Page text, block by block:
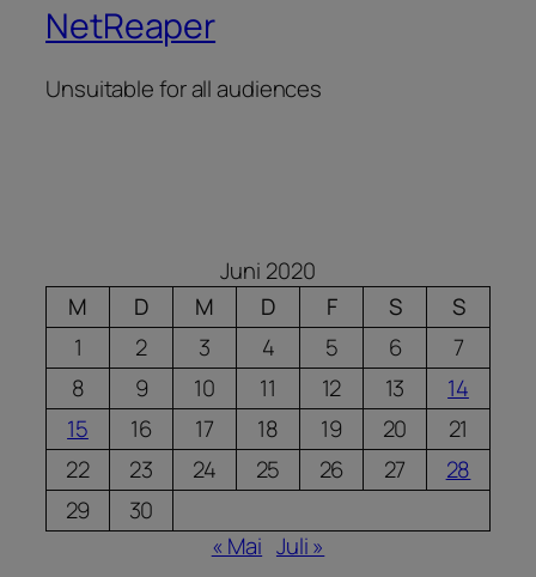
NetReaper
Unsuitable for all audiences
Juni 2020
M
D M D F S
S
1
2 3 4 5 6
7
8
9 10 11 12 13
14
15
16 17 18 19 20
21
22
23 24 25 26 27
28
29
30
« Mai Juli »